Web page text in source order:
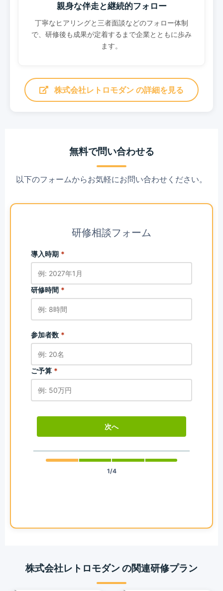
親身な伴走と継続的フォロー
丁寧なヒアリングと三者面談などのフォロー体制
で、研修後も成果が定着するまで企業とともに歩み
ます。
株式会社レトロモダン の詳細を見る
無料で問い合わせる
以下のフォームからお気軽にお問い合わせください。
研修相談フォーム
導入時期 *
研修時間 *
参加者数 *
ご予算 *
次へ
1/4
株式会社レトロモダン の関連研修プラン